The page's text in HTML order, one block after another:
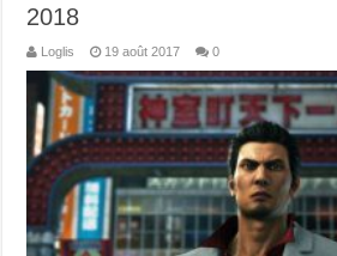
2018
Loglis 19 août 2017 0